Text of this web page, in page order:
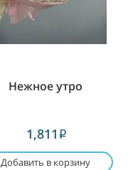
Нежное утро
1,811 i
Добавить в корзину